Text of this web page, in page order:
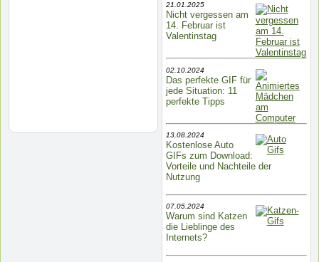
21.01.2025
Nicht vergessen am
14. Februar ist
Valentinstag
02.10.2024
Das perfekte GIF für
jede Situation: 11
perfekte Tipps
13.08.2024
Kostenlose Auto
GIFs zum Download:
Vorteile und Nachteile der
Nutzung
07.05.2024
Warum sind Katzen
die Lieblinge des
Internets?